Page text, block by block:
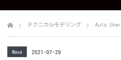
テクニカルモデリング Auto
Maya 2021-07-29